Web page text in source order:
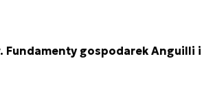
Fundamenty gospodarek Anguilli i